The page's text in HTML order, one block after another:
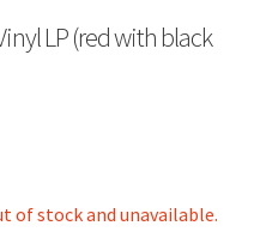
LP (red with black
of stock and unavailable.